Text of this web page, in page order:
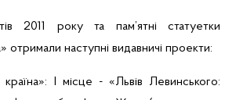
2011 року та пам’ятні статуетки
отримали наступні видавничі проекти:
І місце - «Львів Левинського: